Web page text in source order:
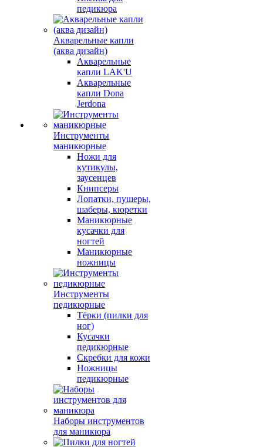
педикюра
Акварельные капли
(аква дизайн)
Акварельные
капли LAK'U
Акварельные
капли Dona
Jerdona
Инструменты
маникюрные
Ножи для
кутикулы,
заусенцев
Книпсеры
Лопатки, пушеры,
шаберы, кюретки
Маникюрные
кусачки для
ногтей
Маникюрные
ножницы
Инструменты
педикюрные
Тёрки (пилки для
ног)
Кусачки
педикюрные
Скребки для кожи
Ножницы
педикюрные
Наборы инструментов
для маникюра